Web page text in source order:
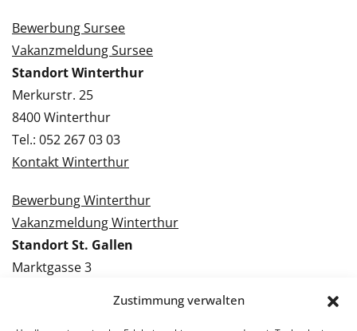
Zustimmung verwalten
Bewerbung Sursee
Vakanzmeldung Sursee
Standort Winterthur
Merkurstr. 25
8400 Winterthur
Tel.: 052 267 03 03
Kontakt Winterthur
Bewerbung Winterthur
Vakanzmeldung Winterthur
Standort St. Gallen
Marktgasse 3